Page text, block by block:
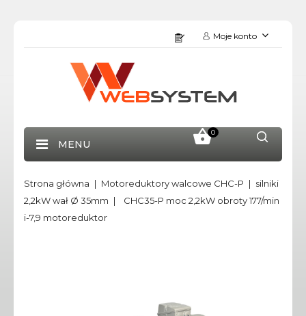
Moje konto
0
MENU
Strona główna Motoreduktory walcowe CHC-P
silniki
2,2kW wał Ø 35mm
CHC35-P moc 2,2kW obroty 177/min
i-7,9 motoreduktor